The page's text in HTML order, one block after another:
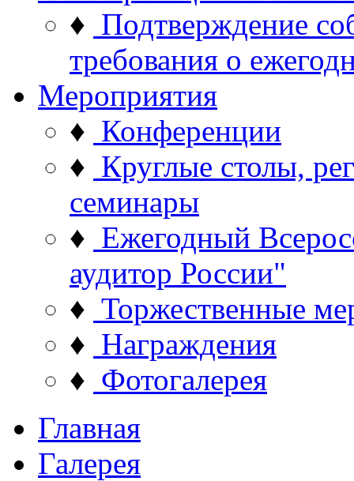
♦ Подтверждение
требования о
Мероприятия
♦ Конференции
♦ Круглые столы,
семинары
♦ Ежегодный
аудитор России"
♦ Торжественные
♦ Награждения
♦ Фотогалерея
Главная
Галерея